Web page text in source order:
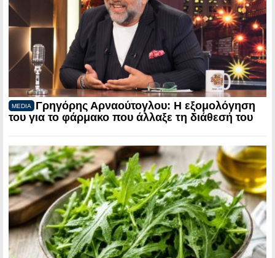
MEDIA
Γρηγόρης Αρναούτογλου: Η εξομολόγηση
του για το φάρμακο που άλλαξε τη διάθεσή του